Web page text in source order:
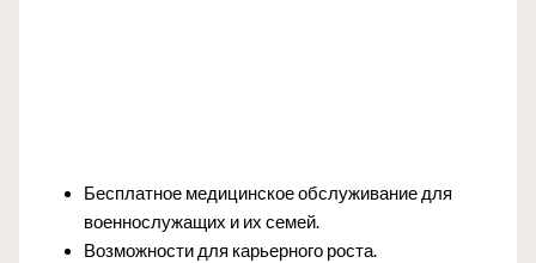
Бесплатное медицинское обслуживание для
военнослужащих и их семей.
Возможности для карьерного роста.